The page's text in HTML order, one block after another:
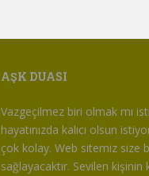
AŞK DUASI
Vazgeçilmez biri olmak mı
hayatınızda kalıcı olsun
çok kolay. Web sitemiz size
sağlayacaktır. Sevilen